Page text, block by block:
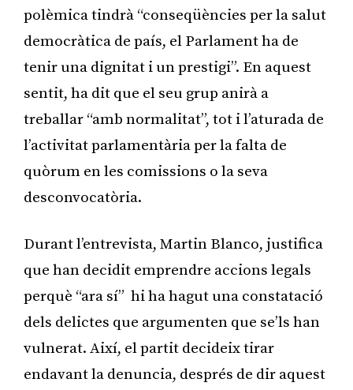
polèmica tindrà “conseqüències per la salut
democràtica de país, el Parlament ha de
tenir una dignitat i un prestigi”. En aquest
sentit, ha dit que el seu grup anirà a
treballar “amb normalitat”, tot i l’aturada de
l’activitat parlamentària per la falta de
quòrum en les comissions o la seva
desconvocatòria.
Durant l’entrevista, Martin Blanco, justifica
que han decidit emprendre accions legals
perquè “ara sí” hi ha hagut una constatació
dels delictes que argumenten que se’ls han
vulnerat. Així, el partit decideix tirar
endavant la denuncia, després de dir aquest